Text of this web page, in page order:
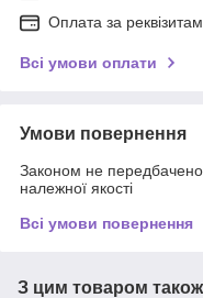
Оплата за
Всі умови оплати
Умови повернення
Законом не
належної якості
Всі умови повернення
З цим товаром